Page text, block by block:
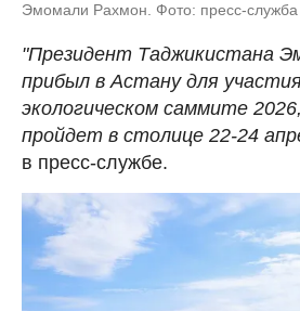
Эмомали Рахмон. Фото: пресс-служба
"Президент Таджикистана
прибыл в Астану для
экологическом саммите
пройдет в столице 22-24
в пресс-службе.